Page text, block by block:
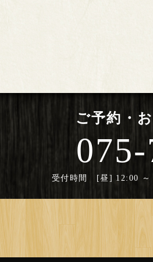
ご予約・
受付時間 [昼] 12:00